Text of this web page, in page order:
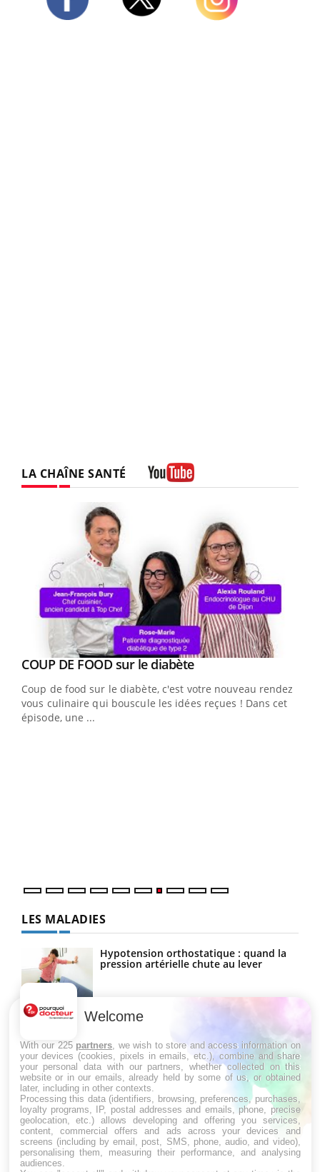
LA CHAÎNE SANTÉ
Youtube
COUP DE FOOD sur le diabèteYoutube
Coup de food sur le diabète, c'est votre nouveau rendez-
vous culinaire qui bouscule les idées reçues ! Dans cet
épisode, une ...
LES MALADIES
Hypotension orthostatique : quand la
pression artérielle chute au lever
Drépanocytose : une déformation des
Maladie de Charcot (Sclérose latérale
amyotrophique)
Welcome
With our 225 partners , we wish to store and access information on
your devices (cookies, pixels in emails, etc.), combine and share
your personal data with our partners, whether collected on this
website or in our emails, already held by some of us, or obtained
later, including in other contexts.
Processing this data (identifiers, browsing, preferences, purchases,
loyalty programs, IP, postal addresses and emails, phone, precise
geolocation, etc.) allows developing and offering you services,
content, commercial offers and ads across your devices and
screens (including by email, post, SMS, phone, audio, and video),
personalising them, measuring their performance, and analysing
audiences.